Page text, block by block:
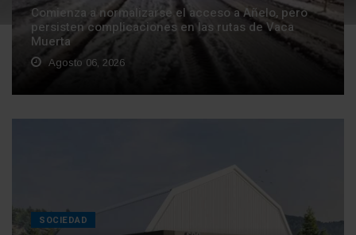
Comienza a normalizarse el acceso a Añelo, pero
persisten complicaciones en las rutas de Vaca
Muerta
Agosto 06, 2026
SOCIEDAD